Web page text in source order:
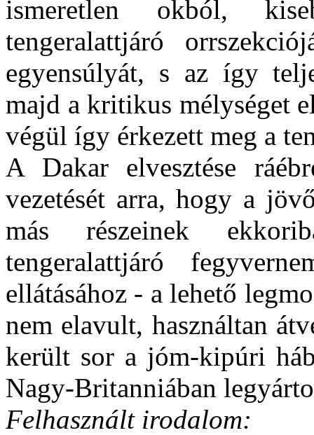
ismeretlen okból,
tengeralattjáró
egyensúlyát, s az így
majd a kritikus mélységet
végül így érkezett meg a
A Dakar elvesztése
vezetését arra, hogy a
más részeinek
tengeralattjáró
ellátásához - a lehető
nem elavult, használtan
került sor a jóm-kipúri
Nagy-Britanniában
Felhasznált irodalom: